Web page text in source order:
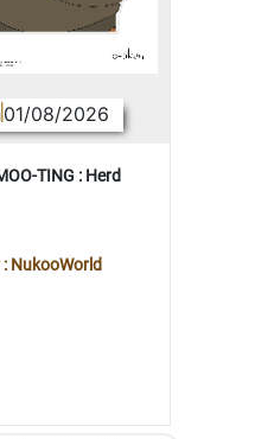
01/08/2026
TING : Herd
NukooWorld